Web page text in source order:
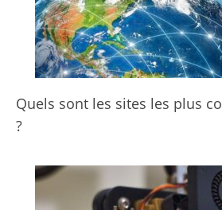
Quels sont les sites les plus
?